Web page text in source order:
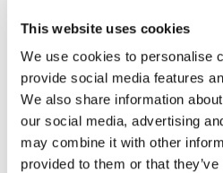
This website uses cookies
We use cookies to personalise
provide social media features
We also share information
our social media, advertising
may combine it with other
provided to them or that
Testade till max
På Thule Test Center™ i
våra produkter extremt tuffa
takräckessystem är
utrustning och bil så säkert
är några exempel på de tester